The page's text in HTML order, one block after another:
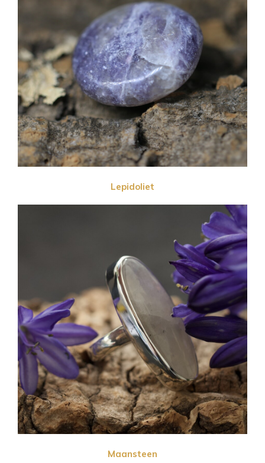
Lepidoliet
Maansteen